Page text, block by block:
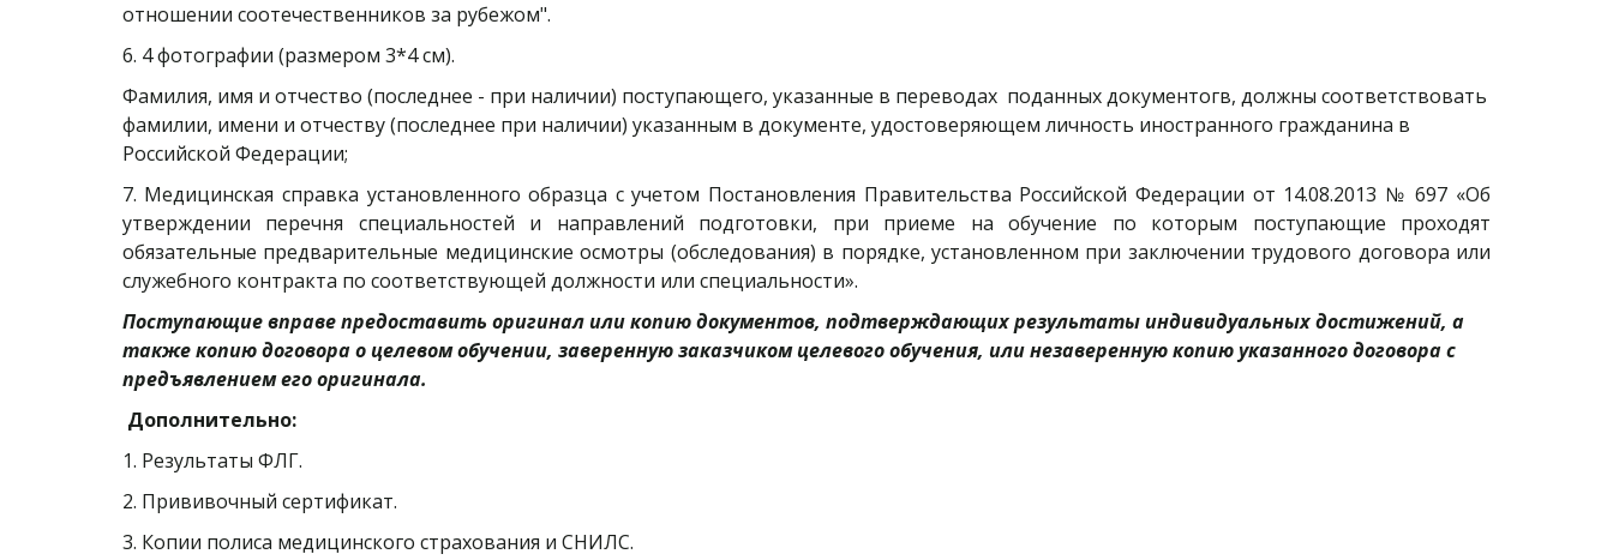
отношении соотечественников за рубежом".
6. 4 фотографии (размером 3*4 см).
Фамилия, имя и отчество (последнее - при наличии) поступающего, указанные в переводах  поданных документогв, должны соответствовать
фамилии, имени и отчеству (последнее при наличии) указанным в документе, удостоверяющем личность иностранного гражданина в
Российской Федерации;
7. Медицинская справка установленного образца с учетом Постановления Правительства Российской Федерации от 14.08.2013 № 697 «Об
утверждении перечня специальностей и направлений подготовки, при приеме на обучение по которым поступающие проходят
обязательные предварительные медицинские осмотры (обследования) в порядке, установленном при заключении трудового договора или
служебного контракта по соответствующей должности или специальности».
Поступающие вправе предоставить оригинал или копию документов, подтверждающих результаты индивидуальных достижений, а
также копию договора о целевом обучении, заверенную заказчиком целевого обучения, или незаверенную копию указанного договора с
предъявлением его оригинала.
Дополнительно:
1. Результаты ФЛГ.
2. Прививочный сертификат.
3. Копии полиса медицинского страхования и СНИЛС.